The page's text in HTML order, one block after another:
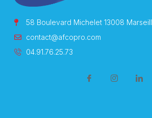
58 Boulevard Michelet 13008
contact@afcopro.com
04.91.76.25.73